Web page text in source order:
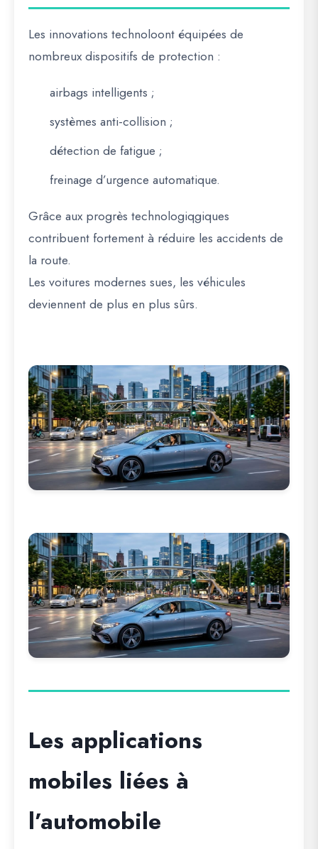
Les innovations technoloont équipées de
nombreux dispositifs de protection :
airbags intelligents ;
systèmes anti-collision ;
détection de fatigue ;
freinage d’urgence automatique.
Grâce aux progrès technologiqgiques
contribuent fortement à réduire les accidents de
la route.
Les voitures modernes sues, les véhicules
deviennent de plus en plus sûrs.
Les applications
mobiles liées à
l’automobile